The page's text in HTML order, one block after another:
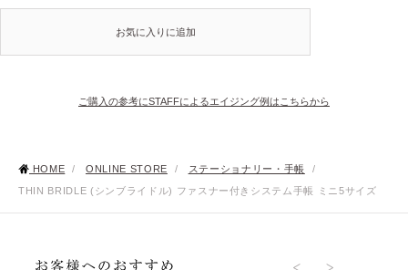
お気に入りに追加
ご購入の参考にSTAFFによるエイジング例はこちらから
HOME / ONLINE STORE / ステーショナリー・手帳
/
THIN BRIDLE (シンブライドル) ファスナー付きシステム手帳 ミニ5サイズ